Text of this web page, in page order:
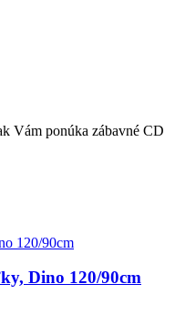
Vám ponúka zábavné CD
Dino 120/90cm